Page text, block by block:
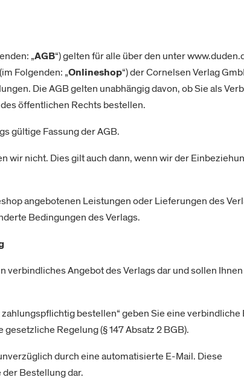
„AGB“) gelten für alle über den unter
Folgenden: „Onlineshop“) der Cornelsen Verlag
Die AGB gelten unabhängig davon, ob Sie als
öffentlichen Rechts bestellen.
gültige Fassung der AGB.
wir nicht. Dies gilt auch dann, wenn wir der
angebotenen Leistungen oder Lieferungen des
Bedingungen des Verlags.
verbindliches Angebot des Verlags dar und sollen
zahlungspflichtig bestellen“ geben Sie eine
Regelung (§ 147 Absatz 2 BGB).
durch eine automatisierte E-Mail. Diese
Bestellung dar.